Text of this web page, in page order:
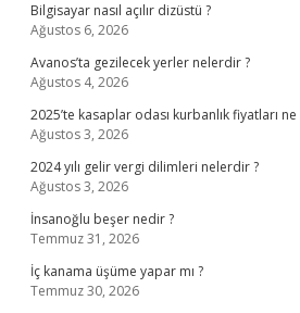
Bilgisayar nasıl açılır dizüstü ?
Ağustos 6, 2026
Avanos’ta gezilecek yerler nelerdir ?
Ağustos 4, 2026
2025’te kasaplar odası kurbanlık fiyatları
Ağustos 3, 2026
2024 yılı gelir vergi dilimleri nelerdir ?
Ağustos 3, 2026
İnsanoğlu beşer nedir ?
Temmuz 31, 2026
İç kanama üşüme yapar mı ?
Temmuz 30, 2026